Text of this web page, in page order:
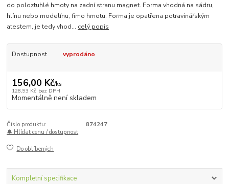
do poloztuhlé hmoty na zadní stranu magnet. Forma vhodná na sádru,
hlínu nebo modelínu, fimo hmotu. Forma je opatřena potravinářským
atestem, je tedy vhod... celý popis
Dostupnost vyprodáno
156,00 Kč/ks
128,93 Kč bez DPH
Momentálně není skladem
Číslo produktu:
874247
🔔 Hlídat cenu / dostupnost
Do oblíbených
Kompletní specifikace